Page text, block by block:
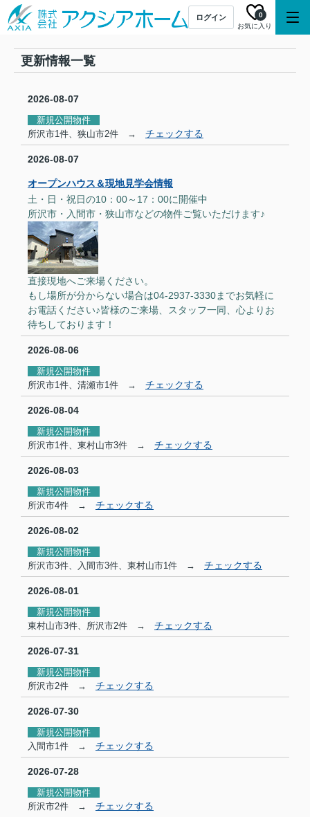
ログイン
お気に入り
0
更新情報一覧
2026-08-07
新規公開物件
所沢市1件、狭山市2件 → チェックする
2026-08-07
オープンハウス＆現地見学会情報
土・日・祝日の10：00～17：00に開催中
所沢市・入間市・狭山市などの物件ご覧いただけます♪
直接現地へご来場ください。
もし場所が分からない場合は04-2937-3330までお気軽に
お電話ください♪皆様のご来場、スタッフ一同、心よりお
待ちしております！
2026-08-06
新規公開物件
所沢市1件、清瀬市1件 → チェックする
2026-08-04
新規公開物件
所沢市1件、東村山市3件 → チェックする
2026-08-03
新規公開物件
所沢市4件 → チェックする
2026-08-02
新規公開物件
所沢市3件、入間市3件、東村山市1件 → チェックする
2026-08-01
新規公開物件
東村山市3件、所沢市2件 → チェックする
2026-07-31
新規公開物件
所沢市2件 → チェックする
2026-07-30
新規公開物件
入間市1件 → チェックする
2026-07-28
新規公開物件
所沢市2件 → チェックする